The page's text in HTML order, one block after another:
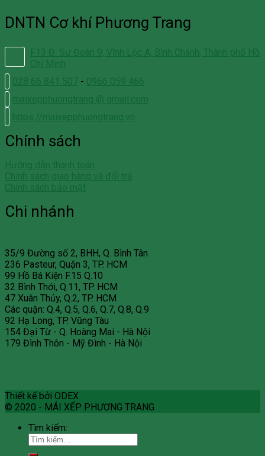
DNTN Cơ khí Phương Trang
F13 Đ. Sư Đoàn 9, Vĩnh Lộc A, Bình Chánh, Thành phố Hồ
Chí Minh
028 66 841 507 - 0966 059 466
maixepphuongtrang @ gmail.com
https://maixepphuongtrang.vn
Chính sách
Hướng dẫn thanh toán
Chính sách giao hàng và đổi trả
Chính sách bảo mật
Chi nhánh
35/9 Đường số 2, BHH, Q. Bình Tân
236 Pasteur, Quận 3, TP. HCM
99 Hồ Bá Kiện F.15 Q.10
32 Bình Thới, Q.11, TP. HCM
47 Xuân Thủy, Q.2, TP. HCM
Các quận: Q.4, Q.5, Q.6, Q.7, Q.8, Q.9
92 Hạ Long, TP. Vũng Tàu
154 Đại Từ - Q. Hoàng Mai - Hà Nội
179 Đình Thôn - Mỹ Đình - Hà Nội
Thiết kế bởi ODEX
© 2020 - MÁI XẾP PHƯƠNG TRANG
Tìm kiếm: